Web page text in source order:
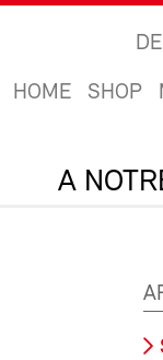
DE
HOME SHOP
A